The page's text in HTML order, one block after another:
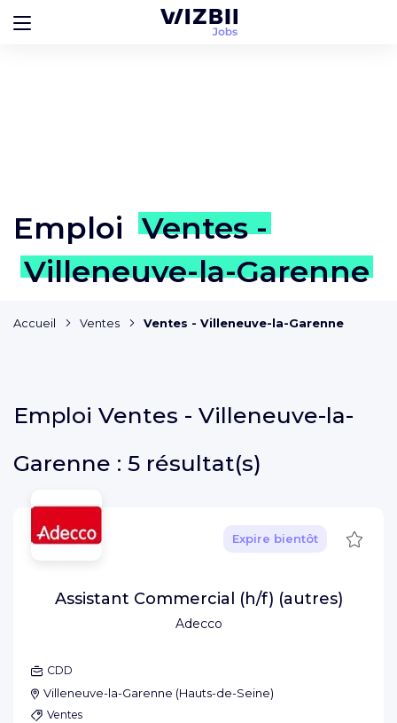
Emploi Ventes -
Villeneuve-la-Garenne
Accueil Ventes Ventes - Villeneuve-la-Garenne
Emploi Ventes - Villeneuve-la-
Garenne : 5 résultat(s)
Adecco
Expire bientôt
Assistant Commercial (h/f) (autres)
CDD
Villeneuve-la-Garenne (Hauts-de-Seine)
Ventes